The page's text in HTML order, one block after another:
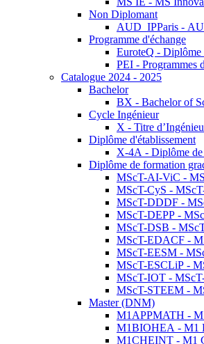
Non Diplomant
AUD_IPParis -
Programme d'échange
EuroteQ - Diplôme
PEI - Programmes
Catalogue 2024 - 2025
Bachelor
BX - Bachelor of
Cycle Ingénieur
X - Titre
Diplôme d'établissement
X-4A - Diplôme
Diplôme de formation
MScT-AI-ViC -
MScT-CyS -
MScT-DDDF -
MScT-DEPP -
MScT-DSB -
MScT-EDACF -
MScT-EESM -
MScT-ESCLiP -
MScT-IOT -
MScT-STEEM -
Master (DNM)
M1APPMATH -
M1BIOHEA - M1
M1CHEINT - M1